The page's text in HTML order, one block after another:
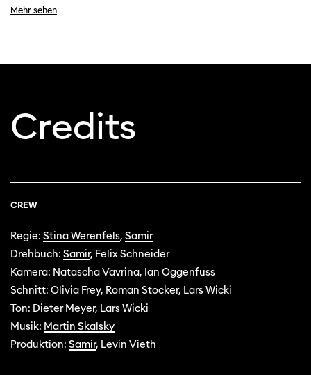
Mehr sehen
Credits
CREW
Regie: Stina Werenfels, Samir
Drehbuch: Samir, Felix Schneider
Kamera: Natascha Vavrina, Ian Oggenfuss
Schnitt: Olivia Frey, Roman Stocker, Lars Wicki
Ton: Dieter Meyer, Lars Wicki
Musik: Martin Skalsky
Produktion: Samir, Levin Vieth